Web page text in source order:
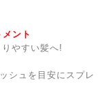
ント
やすい髪へ!
シュを目安にスプレ